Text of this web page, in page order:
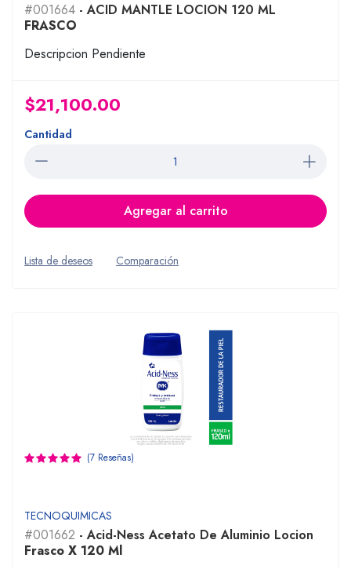
#001664 - ACID MANTLE LOCION 120 ML
FRASCO
Descripcion Pendiente
$21,100.00
Cantidad
Agregar al carrito
Lista de deseos Comparación
(7 Reseñas)
TECNOQUIMICAS
#001662 - Acid-Ness Acetato De Aluminio Locion
Frasco X 120 Ml